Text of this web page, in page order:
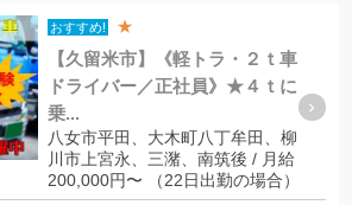
おすすめ! ★
【久留米市】《軽トラ・２ｔ車
ドライバー／正社員》★４ｔに
乗...
八女市平田、大木町八丁牟田、柳
川市上宮永、三潴、南筑後 / 月給
200,000円〜 （22日出勤の場合）